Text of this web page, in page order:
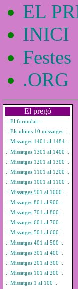
EL
INICI
Festes
.ORG
El pregó
.: El formulari :.
.: Els ultims 10 missatges :.
.: Missatges 1401 al 1484 :.
.: Missatges 1301 al 1400 :.
.: Missatges 1201 al 1300 :.
.: Missatges 1101 al 1200 :.
.: Missatges 1001 al 1100 :.
.: Missatges 901 al 1000 :.
.: Missatges 801 al 900 :.
.: Missatges 701 al 800 :.
.: Missatges 601 al 700 :.
.: Missatges 501 al 600 :.
.: Missatges 401 al 500 :.
.: Missatges 301 al 400 :.
.: Missatges 201 al 300 :.
.: Missatges 101 al 200 :.
.: Missatges 1 al 100 :.